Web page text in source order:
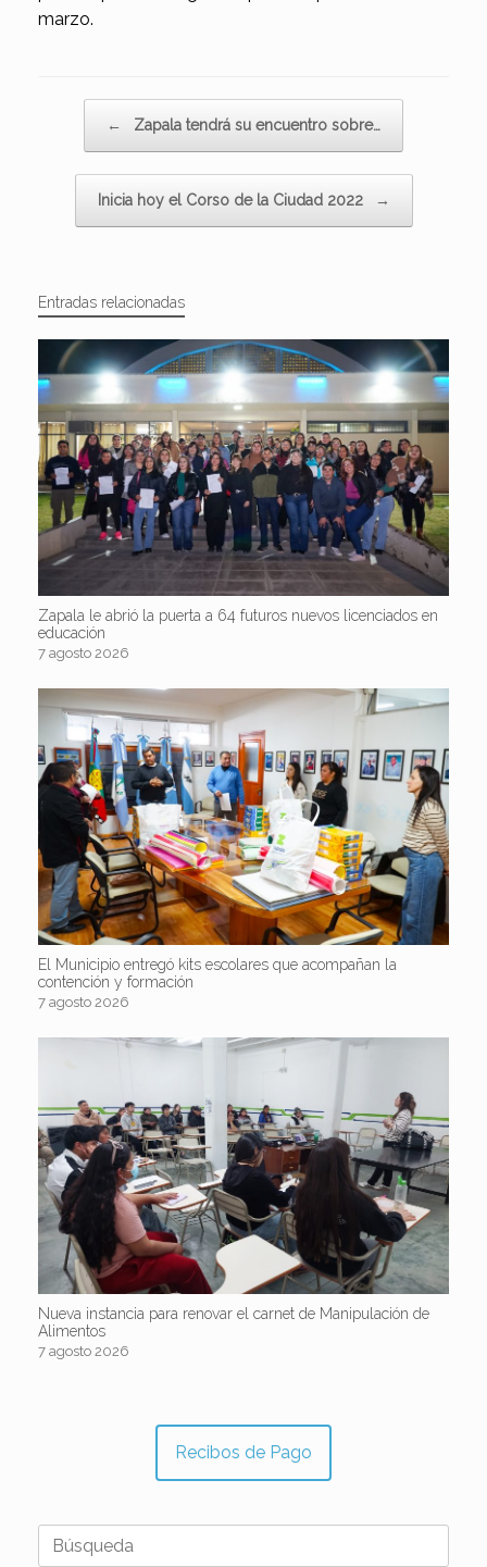
marzo.
← Zapala tendrá su encuentro sobre…
Inicia hoy el Corso de la Ciudad 2022 →
Entradas relacionadas
Zapala le abrió la puerta a 64 futuros nuevos licenciados en
educación
7 agosto 2026
El Municipio entregó kits escolares que acompañan la
contención y formación
7 agosto 2026
Nueva instancia para renovar el carnet de Manipulación de
Alimentos
7 agosto 2026
Recibos de Pago
Buscar: